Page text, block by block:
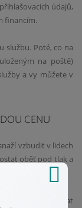
údajů,
financím.
službu. Poté, co na
na poště)
a vy můžete v
CENU
vzbudit v lidech
oběť pod tlak a
se vás nachytat